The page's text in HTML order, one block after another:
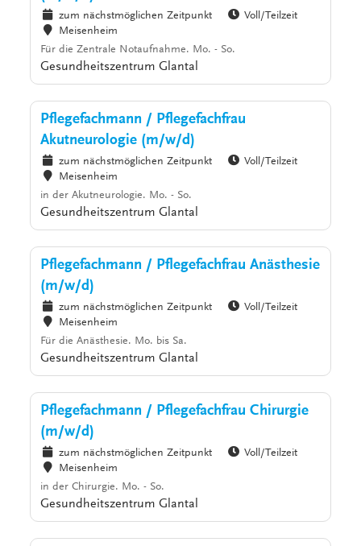
zum nächstmöglichen Zeitpunkt
Voll/Teilzeit
Meisenheim
Für die Zentrale Notaufnahme. Mo. - So.
Gesundheitszentrum Glantal
Pflegefachmann / Pflegefachfrau
Akutneurologie (m/w/d)
zum nächstmöglichen Zeitpunkt
Voll/Teilzeit
Meisenheim
in der Akutneurologie. Mo. - So.
Gesundheitszentrum Glantal
Pflegefachmann / Pflegefachfrau Anästhesie
(m/w/d)
zum nächstmöglichen Zeitpunkt
Voll/Teilzeit
Meisenheim
Für die Anästhesie. Mo. bis Sa.
Gesundheitszentrum Glantal
Pflegefachmann / Pflegefachfrau Chirurgie
(m/w/d)
zum nächstmöglichen Zeitpunkt
Voll/Teilzeit
Meisenheim
in der Chirurgie. Mo. - So.
Gesundheitszentrum Glantal